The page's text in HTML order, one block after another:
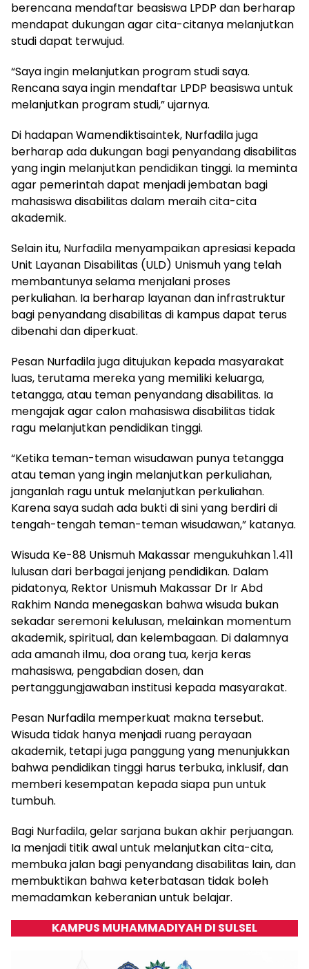
berencana mendaftar beasiswa LPDP dan berharap
mendapat dukungan agar cita-citanya melanjutkan
studi dapat terwujud.
“Saya ingin melanjutkan program studi saya.
Rencana saya ingin mendaftar LPDP beasiswa untuk
melanjutkan program studi,” ujarnya.
Di hadapan Wamendiktisaintek, Nurfadila juga
berharap ada dukungan bagi penyandang disabilitas
yang ingin melanjutkan pendidikan tinggi. Ia meminta
agar pemerintah dapat menjadi jembatan bagi
mahasiswa disabilitas dalam meraih cita-cita
akademik.
Selain itu, Nurfadila menyampaikan apresiasi kepada
Unit Layanan Disabilitas (ULD) Unismuh yang telah
membantunya selama menjalani proses
perkuliahan. Ia berharap layanan dan infrastruktur
bagi penyandang disabilitas di kampus dapat terus
dibenahi dan diperkuat.
Pesan Nurfadila juga ditujukan kepada masyarakat
luas, terutama mereka yang memiliki keluarga,
tetangga, atau teman penyandang disabilitas. Ia
mengajak agar calon mahasiswa disabilitas tidak
ragu melanjutkan pendidikan tinggi.
“Ketika teman-teman wisudawan punya tetangga
atau teman yang ingin melanjutkan perkuliahan,
janganlah ragu untuk melanjutkan perkuliahan.
Karena saya sudah ada bukti di sini yang berdiri di
tengah-tengah teman-teman wisudawan,” katanya.
Wisuda Ke-88 Unismuh Makassar mengukuhkan 1.411
lulusan dari berbagai jenjang pendidikan. Dalam
pidatonya, Rektor Unismuh Makassar Dr Ir Abd
Rakhim Nanda menegaskan bahwa wisuda bukan
sekadar seremoni kelulusan, melainkan momentum
akademik, spiritual, dan kelembagaan. Di dalamnya
ada amanah ilmu, doa orang tua, kerja keras
mahasiswa, pengabdian dosen, dan
pertanggungjawaban institusi kepada masyarakat.
Pesan Nurfadila memperkuat makna tersebut.
Wisuda tidak hanya menjadi ruang perayaan
akademik, tetapi juga panggung yang menunjukkan
bahwa pendidikan tinggi harus terbuka, inklusif, dan
memberi kesempatan kepada siapa pun untuk
tumbuh.
Bagi Nurfadila, gelar sarjana bukan akhir perjuangan.
Ia menjadi titik awal untuk melanjutkan cita-cita,
membuka jalan bagi penyandang disabilitas lain, dan
membuktikan bahwa keterbatasan tidak boleh
memadamkan keberanian untuk belajar.
KAMPUS MUHAMMADIYAH DI SULSEL